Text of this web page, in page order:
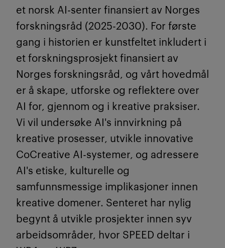
et norsk AI-senter finansiert av Norges
forskningsråd (2025-2030). For første
gang i historien er kunstfeltet inkludert i
et forskningsprosjekt finansiert av
Norges forskningsråd, og vårt hovedmål
er å skape, utforske og reflektere over
AI for, gjennom og i kreative praksiser.
Vi vil undersøke AI's innvirkning på
kreative prosesser, utvikle innovative
CoCreative AI-systemer, og adressere
AI's etiske, kulturelle og
samfunnsmessige implikasjoner innen
kreative domener. Senteret har nylig
begynt å utvikle prosjekter innen syv
arbeidsområder, hvor SPEED deltar i